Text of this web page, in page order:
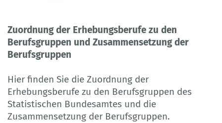
Zuordnung der Erhebungsberufe zu den
Berufsgruppen und Zusammensetzung der
Berufsgruppen
Hier finden Sie die Zuordnung der
Erhebungsberufe zu den Berufsgruppen des
Statistischen Bundesamtes und die
Zusammensetzung der Berufsgruppen.